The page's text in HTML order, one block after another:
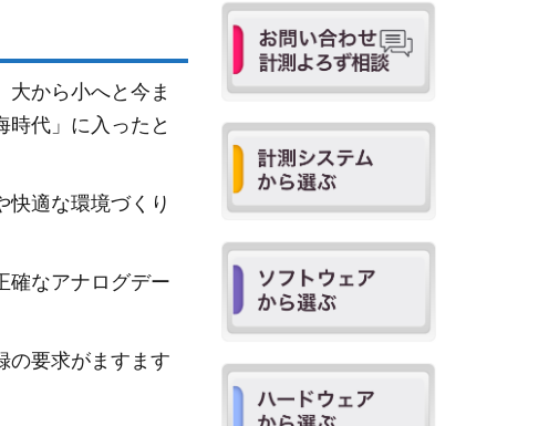
大から小へと今ま
時代」に入ったと
快適な環境づくり
確なアナログデー
の要求がますます